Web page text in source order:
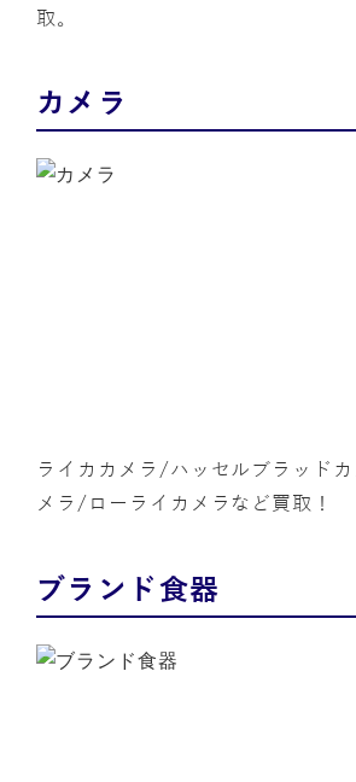
取。
カメラ
ライカカメラ/ハッセルブラッド
メラ/ローライカメラなど買取！
ブランド食器